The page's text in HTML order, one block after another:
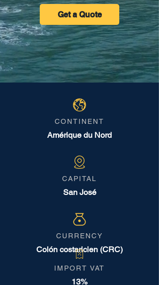
Get a Quote
CONTINENT
Amérique du Nord
CAPITAL
San José
CURRENCY
Colón costaricien (CRC)
IMPORT VAT
13%